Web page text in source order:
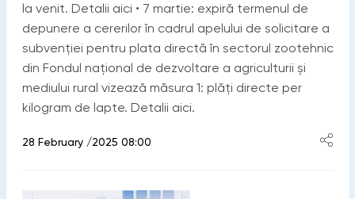
la venit. Detalii aici • 7 martie: expiră termenul de
depunere a cererilor în cadrul apelului de solicitare a
subvenției pentru plata directă în sectorul zootehnic
din Fondul național de dezvoltare a agriculturii și
mediului rural vizează măsura 1: plăți directe per
kilogram de lapte. Detalii aici.
28 February /2025 08:00